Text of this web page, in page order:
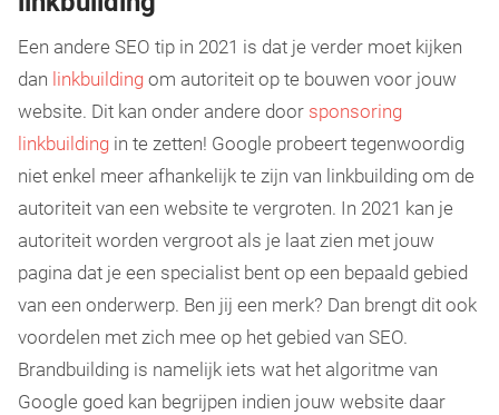
Een andere SEO tip in 2021 is dat je verder moet kijken
dan linkbuilding om autoriteit op te bouwen voor jouw
website. Dit kan onder andere door sponsoring
linkbuilding in te zetten! Google probeert tegenwoordig
niet enkel meer afhankelijk te zijn van linkbuilding om de
autoriteit van een website te vergroten. In 2021 kan je
autoriteit worden vergroot als je laat zien met jouw
pagina dat je een specialist bent op een bepaald gebied
van een onderwerp. Ben jij een merk? Dan brengt dit ook
voordelen met zich mee op het gebied van SEO.
Brandbuilding is namelijk iets wat het algoritme van
Google goed kan begrijpen indien jouw website daar